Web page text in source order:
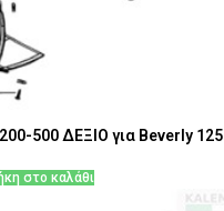
500 ΔΕΞΙΟ για Beverly 125
στο καλάθι